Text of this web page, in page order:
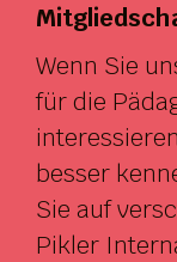
Wenn Sie
für die
besser
Sie auf
Pikler